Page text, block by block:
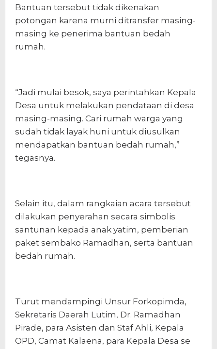
Bantuan tersebut tidak dikenakan
potongan karena murni ditransfer masing-
masing ke penerima bantuan bedah
rumah.
“Jadi mulai besok, saya perintahkan Kepala
Desa untuk melakukan pendataan di desa
masing-masing. Cari rumah warga yang
sudah tidak layak huni untuk diusulkan
mendapatkan bantuan bedah rumah,”
tegasnya.
Selain itu, dalam rangkaian acara tersebut
dilakukan penyerahan secara simbolis
santunan kepada anak yatim, pemberian
paket sembako Ramadhan, serta bantuan
bedah rumah.
Turut mendampingi Unsur Forkopimda,
Sekretaris Daerah Lutim, Dr. Ramadhan
Pirade, para Asisten dan Staf Ahli, Kepala
OPD, Camat Kalaena, para Kepala Desa se